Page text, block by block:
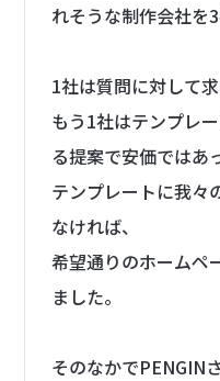
れそうな制作会社を
1社は質問に対して
もう1社はテンプレ
る提案で安価ではあ
テンプレートに我々
なければ、
希望通りのホームペ
ました。
そのなかでPENGIN